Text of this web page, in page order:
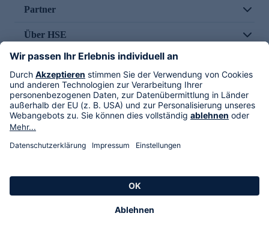
Partner
Über HSE
Im TV
HSE International